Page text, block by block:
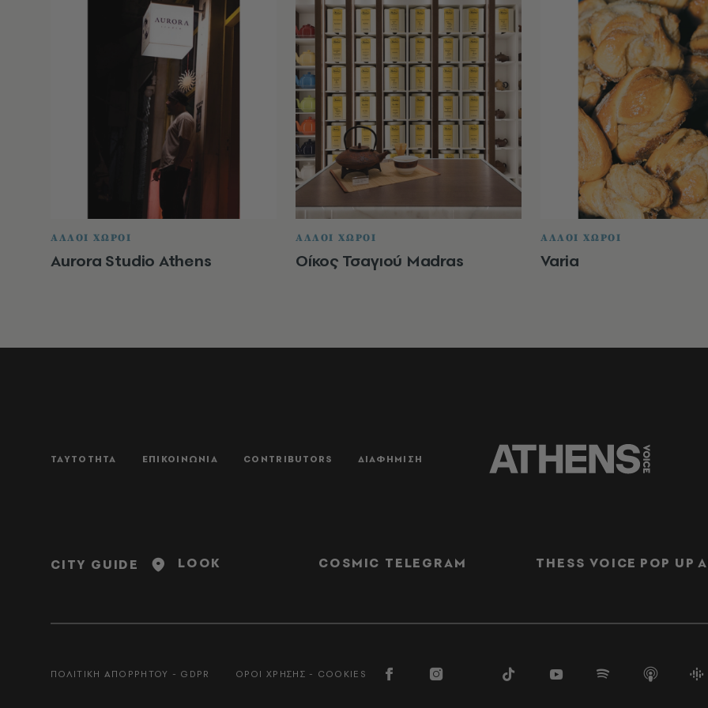
ΑΛΛΟΙ ΧΩΡΟΙ
Aurora Studio Athens
ΑΛΛΟΙ ΧΩΡΟΙ
Οίκος Τσαγιού Madras
ΑΛΛΟΙ ΧΩΡΟΙ
Varia
ΤΑΥΤΟΤΗΤΑ ΕΠΙΚΟΙΝΩΝΙΑ CONTRIBUTORS ΔΙΑΦΗΜΙΣΗ
CITY GUIDE LOOK COSMIC TELEGRAM THESS VOICE POP UP
ΠΟΛΙΤΙΚΗ ΑΠΟΡΡΗΤΟΥ - GDPR ΟΡΟΙ ΧΡΗΣΗΣ - COOKIES